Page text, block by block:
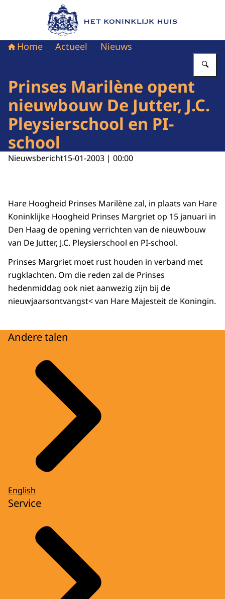
Naar de homepage van Het Koninklijk Huis
Home Actueel Nieuws
Prinses Marilène opent
nieuwbouw De Jutter, J.C.
Pleysierschool en PI-
school
Nieuwsbericht15-01-2003 | 00:00
Hare Hoogheid Prinses Marilène zal, in plaats van Hare
Koninklijke Hoogheid Prinses Margriet op 15 januari in
Den Haag de opening verrichten van de nieuwbouw
van De Jutter, J.C. Pleysierschool en PI-school.
Prinses Margriet moet rust houden in verband met
rugklachten. Om die reden zal de Prinses
hedenmiddag ook niet aanwezig zijn bij de
nieuwjaarsontvangst< van Hare Majesteit de Koningin.
Andere talen
English
Service